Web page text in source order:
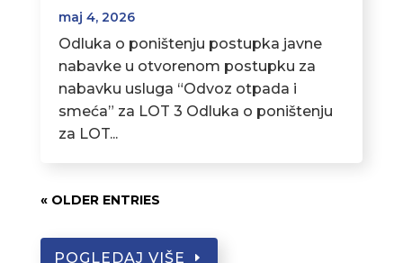
maj 4, 2026
Odluka o poništenju postupka javne
nabavke u otvorenom postupku za
nabavku usluga “Odvoz otpada i
smeća” za LOT 3 Odluka o poništenju
za LOT...
« OLDER ENTRIES
POGLEDAJ VIŠE